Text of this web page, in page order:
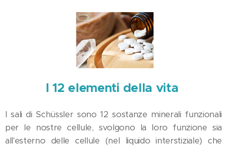
I 12 elementi della vita
I sali di Schüssler sono 12 sostanze minerali funzionali
per le nostre cellule, svolgono la loro funzione sia
all'esterno delle cellule (nel liquido interstiziale) che